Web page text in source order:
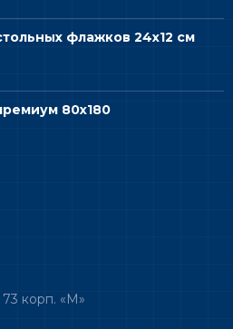
флажков 24х12 см
80х180
73 корп. «М»